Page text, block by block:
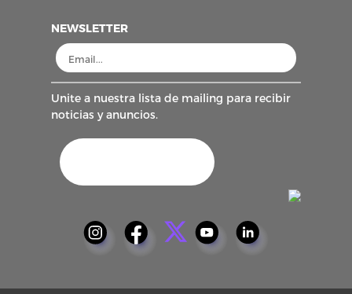
NEWSLETTER
Unite a nuestra lista de mailing para recibir
noticias y anuncios.